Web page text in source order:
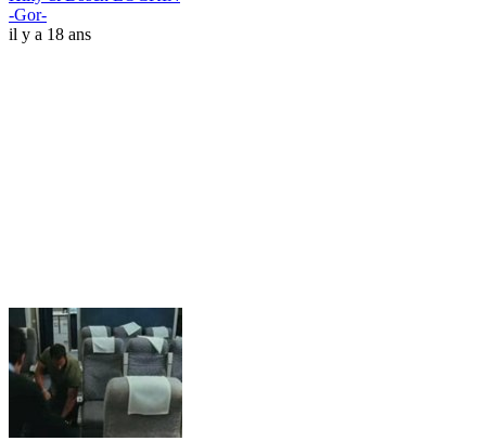
-Gor-
il y a 18 ans